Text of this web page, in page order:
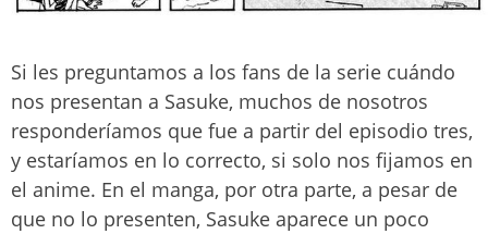
Si les preguntamos a los fans de la serie cuándo
nos presentan a Sasuke, muchos de nosotros
responderíamos que fue a partir del episodio tres,
y estaríamos en lo correcto, si solo nos fijamos en
el anime. En el manga, por otra parte, a pesar de
que no lo presenten, Sasuke aparece un poco